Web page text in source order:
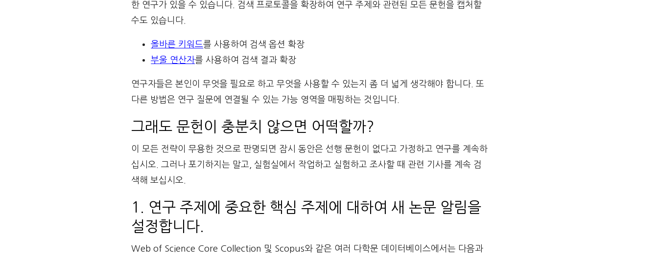
한 연구가 있을 수 있습니다. 검색 프로토콜을 확장하여 연구 주제와 관련된 모든 문헌을 캡처할
수도 있습니다.
올바른 키워드를 사용하여 검색 옵션 확장
부울 연산자를 사용하여 검색 결과 확장
연구자들은 본인이 무엇을 필요로 하고 무엇을 사용할 수 있는지 좀 더 넓게 생각해야 합니다. 또
다른 방법은 연구 질문에 연결될 수 있는 가능 영역을 매핑하는 것입니다.
그래도 문헌이 충분치 않으면 어떡할까?
이 모든 전략이 무용한 것으로 판명되면 잠시 동안은 선행 문헌이 없다고 가정하고 연구를 계속하
십시오. 그러나 포기하지는 말고, 실험실에서 작업하고 실험하고 조사할 때 관련 기사를 계속 검
색해 보십시오.
1. 연구 주제에 중요한 핵심 주제에 대하여 새 논문 알림을
설정합니다.
Web of Science Core Collection 및 Scopus와 같은 여러 다학문 데이터베이스에서는 다음과